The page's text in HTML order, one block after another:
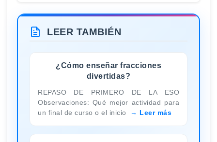
LEER TAMBIÉN
¿Cómo enseñar fracciones
divertidas?
REPASO DE PRIMERO DE LA ESO
Observaciones: Qué mejor actividad para
un final de curso o el inicio
Leer más